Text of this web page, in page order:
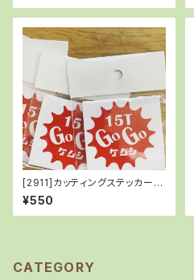
[2911]カッティングステッカー/1
5T
¥550
CATEGORY